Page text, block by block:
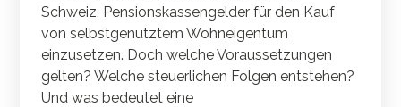
Schweiz, Pensionskassengelder für den Kauf
von selbstgenutztem Wohneigentum
einzusetzen. Doch welche Voraussetzungen
gelten? Welche steuerlichen Folgen entstehen?
Und was bedeutet eine